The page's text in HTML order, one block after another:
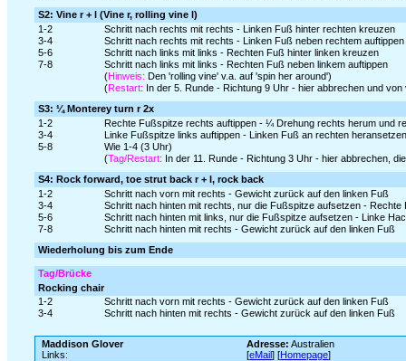
S2: Vine r + l (Vine r, rolling vine l)
1-2
Schritt nach rechts mit rechts - Linken Fuß hinter rechten kreuzen
3-4
Schritt nach rechts mit rechts - Linken Fuß neben rechtem auftippen
5-6
Schritt nach links mit links - Rechten Fuß hinter linken kreuzen
7-8
Schritt nach links mit links - Rechten Fuß neben linkem auftippen
(Hinweis: Den 'rolling vine' v.a. auf 'spin her around')
(Restart: In der 5. Runde - Richtung 9 Uhr - hier abbrechen und von
S3: ¼ Monterey turn r 2x
1-2
Rechte Fußspitze rechts auftippen - ¼ Drehung rechts herum und
3-4
Linke Fußspitze links auftippen - Linken Fuß an rechten
5-8
Wie 1-4 (3 Uhr)
(Tag/Restart: In der 11. Runde - Richtung 3 Uhr - hier abbrechen,
S4: Rock forward, toe strut back r + l, rock back
1-2
Schritt nach vorn mit rechts - Gewicht zurück auf den linken Fuß
3-4
Schritt nach hinten mit rechts, nur die Fußspitze aufsetzen -
5-6
Schritt nach hinten mit links, nur die Fußspitze aufsetzen - Linke
7-8
Schritt nach hinten mit rechts - Gewicht zurück auf den linken Fuß
Wiederholung bis zum Ende
Tag/Brücke
Rocking chair
1-2
Schritt nach vorn mit rechts - Gewicht zurück auf den linken Fuß
3-4
Schritt nach hinten mit rechts - Gewicht zurück auf den linken Fuß
Maddison Glover Adresse: Australien
Links:
[eMail] [Homepage]